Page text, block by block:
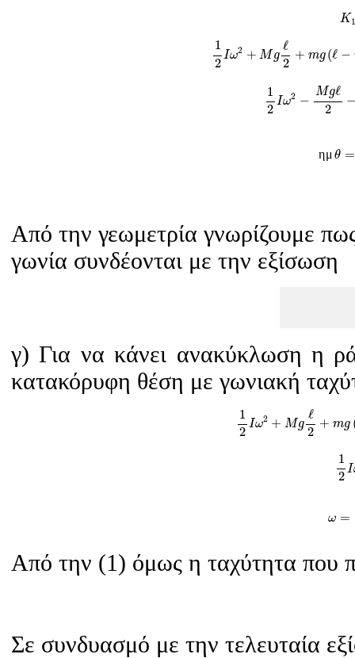
K1
1
2 Iω2 + M g
ℓ
2
+ mg (ℓ −
ω
1
2 Iω2 −
Mgℓ
2
ω2−M
ημ θ =
Από την γεωμετρία γνωρίζουμε
γωνία συνδέονται με την εξίσωση
γ) Για να κάνει ανακύκλωση η
κατακόρυφη θέση με γωνιακή
1
2 Iω2 + Mg
ℓ
2
+ mg
2
1
2 I
ω =
Από την (1) όμως η ταχύτητα που
Σε συνδυασμό με την τελευταία